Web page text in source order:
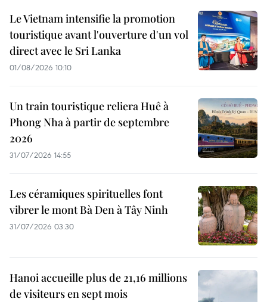
Le Vietnam intensifie la promotion
touristique avant l'ouverture d'un vol
direct avec le Sri Lanka
01/08/2026 10:10
Un train touristique reliera Huê à
Phong Nha à partir de septembre
2026
31/07/2026 14:55
Les céramiques spirituelles font
vibrer le mont Bà Den à Tây Ninh
31/07/2026 03:30
Hanoi accueille plus de 21,16 millions
de visiteurs en sept mois ​